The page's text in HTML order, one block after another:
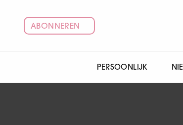
ABONNEREN
PERSOONLIJK